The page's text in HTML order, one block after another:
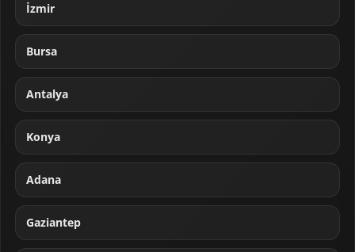
İzmir
Bursa
Antalya
Konya
Adana
Gaziantep